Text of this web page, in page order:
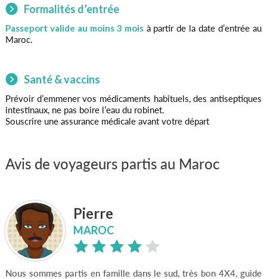
Formalités d’entrée
Passeport valide au moins 3 moisà partir de la date d’entrée au
Maroc.
Santé & vaccins
Prévoir d’emmener vos médicaments habituels, des antiseptiques
intestinaux, ne pas boire l’eau du robinet.
Souscrire une assurance médicale avant votre départ
Avis de voyageurs partis au Maroc
Pierre
MAROC
Nous sommes partis en famille dans le sud, très bon 4X4, guide